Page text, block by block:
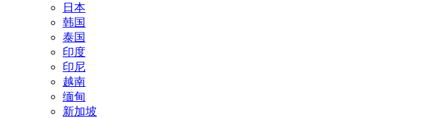
日本
韩国
泰国
印度
印尼
越南
缅甸
新加坡